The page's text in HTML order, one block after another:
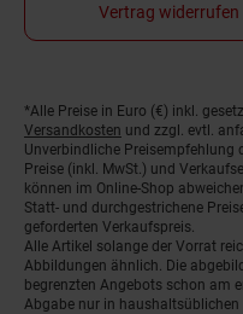
Vertrag widerrufen
Fußnoten
*Alle Preise in Euro (€) inkl.
Versandkosten und zzgl. evtl.
Unverbindliche Preisempfehlung
Preise (inkl. MwSt.) und
können im Online-Shop
Statt- und durchgestrichene
geforderten Verkaufspreis.
Alle Artikel solange der Vorrat
Abbildungen ähnlich. Die
begrenzten Angebots schon am
Abgabe nur in haushaltsüblichen